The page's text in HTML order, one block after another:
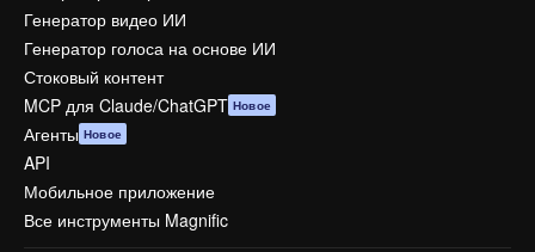
Генератор видео ИИ
Генератор голоса на основе ИИ
Стоковый контент
MCP для Claude/ChatGPT Новое
Агенты Новое
API
Мобильное приложение
Все инструменты Magnific